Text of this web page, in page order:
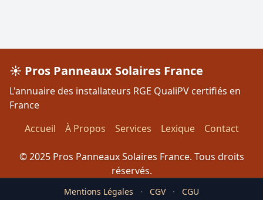
☀️ Pros Panneaux Solaires France
L'annuaire des installateurs RGE QualiPV certifiés en
France
Accueil
À Propos Services Lexique Contact
© 2025 Pros Panneaux Solaires France. Tous droits
réservés.
Mentions Légales · CGV · CGU